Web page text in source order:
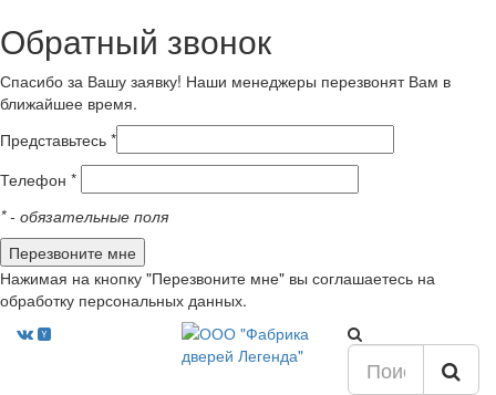
Обратный звонок
Спасибо за Вашу заявку! Наши менеджеры перезвонят Вам в
ближайшее время.
Представьтесь *
Телефон *
*- обязательные поля
Нажимая на кнопку "Перезвоните мне" вы соглашаетесь на
обработку персональных данных.